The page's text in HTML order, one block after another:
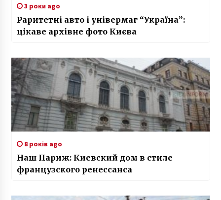
3 роки ago
Раритетні авто і універмаг “Україна”:
цікаве архівне фото Києва
8 років ago
Наш Париж: Киевский дом в стиле
французского ренессанса